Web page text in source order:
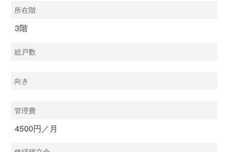
所在階
3階
総戸数
向き
管理費
4500円／月